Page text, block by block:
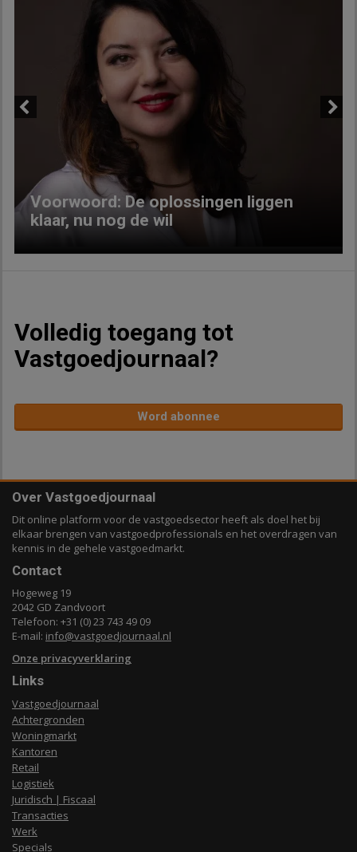
Voorwoord: De oplossingen liggen
klaar, nu nog de wil
Volledig toegang tot
Vastgoedjournaal?
Word abonnee
Over Vastgoedjournaal
Dit online platform voor de vastgoedsector heeft als doel het bij
elkaar brengen van vastgoedprofessionals en het overdragen van
kennis in de gehele vastgoedmarkt.
Contact
Hogeweg 19
2042 GD Zandvoort
Telefoon: +31 (0) 23 743 49 09
E-mail: info@vastgoedjournaal.nl
Onze privacyverklaring
Links
Vastgoedjournaal
Achtergronden
Woningmarkt
Kantoren
Retail
Logistiek
Juridisch | Fiscaal
Transacties
Werk
Specials